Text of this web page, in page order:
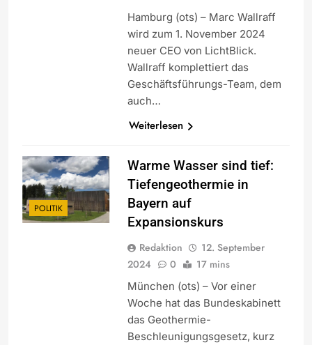
Hamburg (ots) – Marc Wallraff
wird zum 1. November 2024
neuer CEO von LichtBlick.
Wallraff komplettiert das
Geschäftsführungs-Team, dem
auch…
Weiterlesen
POLITIK
Warme Wasser sind tief:
Tiefengeothermie in
Bayern auf
Expansionskurs
Redaktion
12. September
2024
0 17 mins
München (ots) – Vor einer
Woche hat das Bundeskabinett
das Geothermie-
Beschleunigungsgesetz, kurz